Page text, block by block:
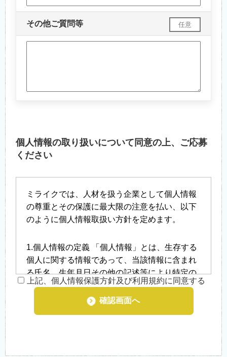
その他ご質問等 任意
個人情報の取り扱いについて同意の上、ご応募
ください
ミライクでは、人材を扱う企業として個人情報
の尊重とその保護に最大限の注意を払い、以下
のように個人情報取扱い方針を定めます。
1.個人情報の定義 「個人情報」とは、生存する
個人に関する情報であって、当該情報に含まれ
る氏名、生年月日その他の記述等により特定の
個人を識別することができるもの、及び他の情
報と容易に照合することができ、それにより特
定の個人を識別することができることとなるも
上記、個人情報保護方針及び利用規約に同意する
確認画面へ